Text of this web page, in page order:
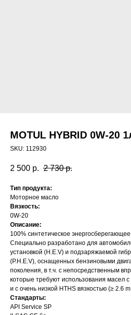
MOTUL HYBRID 0W-20
SKU: 112930
2 500 р. 2 730 р.
Тип продукта:
Моторное масло
Вязкость:
0W-20
Описание:
100% синтетическое
Специально разработано для
установкой (H.E.V) и подзаряжаемой
(P.H.E.V), оснащенных бензиновыми
поколения, в т.ч. с непосредственным
которые требуют использования масел с
и с очень низкой HTHS вязкостью (≥ 2.6
Стандарты:
API Service SP